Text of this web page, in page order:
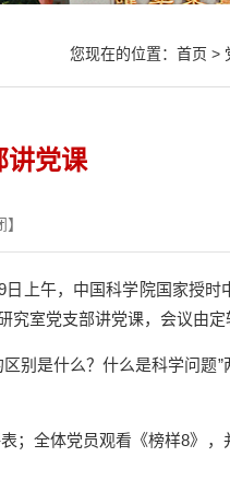
您现在的位置： 首页 >
讲党课
】
日上午，中国科学院国家授时
究室党支部讲党课，会议由定
区别是什么？什么是科学问题
；全体党员观看《榜样8》，